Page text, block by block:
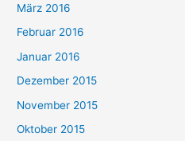
März 2016
Februar 2016
Januar 2016
Dezember 2015
November 2015
Oktober 2015